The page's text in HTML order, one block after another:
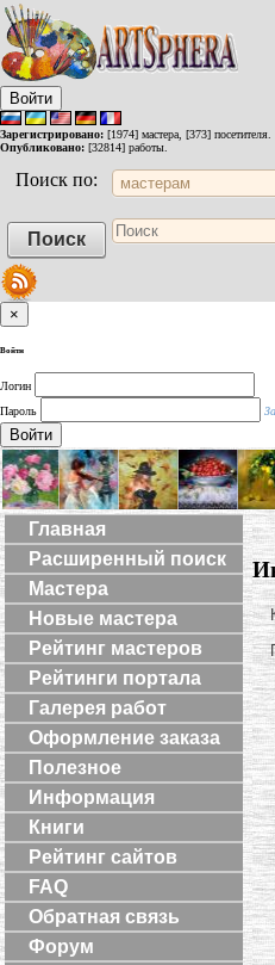
Войти
Зарегистрировано: [1974] мастера, [373] посетителя.
Опубликовано: [32814] работы.
Поиск по:
×
Войти
Логин
Пароль
Войти
Главная
Расширенный поиск
Мастера
Новые мастера
Рейтинг мастеров
Рейтинги портала
Галерея работ
Оформление заказа
Полезное
Информация
Книги
Рейтинг сайтов
FAQ
Обратная связь
Форум